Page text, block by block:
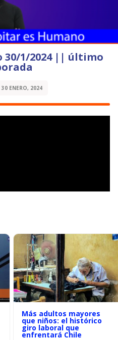
30/1/2024 || último
30 ENERO, 2024
Más adultos mayores
que niños: el histórico
giro laboral que
enfrentará Chile